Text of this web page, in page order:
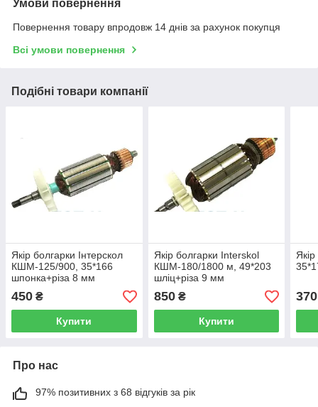
Умови повернення
Повернення товару впродовж 14 днів за рахунок покупця
Всі умови повернення
Подібні товари компанії
Якір болгарки Інтерскол
КШМ-125/900, 35*166
шпонка+різа 8 мм
450 ₴
Купити
Якір болгарки Interskol
КШМ-180/1800 м, 49*203
шліц+різа 9 мм
850₴
Купити
370
Про нас
97% позитивних з 68 відгуків за рік